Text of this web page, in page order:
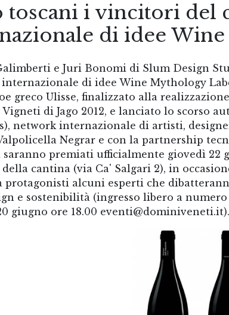
toscani i vincitori del
di idee
e Juri Bonomi di Slum Design
internazionale di idee Wine Mythology
greco Ulisse, finalizzato alla
di Jago 2012, e lanciato lo scorso
network internazionale di artisti,
Negrar e con la partnership
premiati ufficialmente giovedì 22
cantina (via Ca' Salgari 2), in
protagonisti alcuni esperti che
e sostenibilità (ingresso libero a
giugno ore 18.00 eventi@dominiveneti.it).